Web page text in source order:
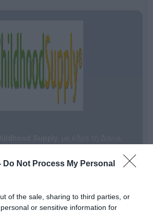
Do Not Process My Personal
of the sale, sharing to third parties, or
or sensitive information for
περισσότερα από30 χρόνιαέναν
συνεργάτες στον χώρο του
της προμήθειας υψηλής ποιότητας
και εξοπλισμού
είναι να εμπνεύσει γονείς,
και ειδικούς, προσφέροντας